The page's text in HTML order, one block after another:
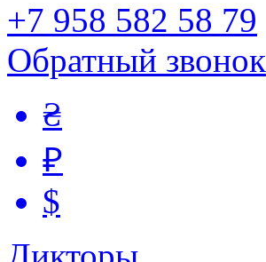
+7 958 582 58 79
Обратный звонок
₴
₽
$